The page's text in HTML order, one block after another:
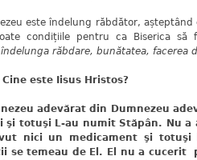
este îndelung răbdător,
condițiile pentru ca Biserica să
răbdare, bunătatea, facerea
Cine este Iisus Hristos?
adevărat din Dumnezeu
şi totuşi L-au numit Stăpân. Nu
nici un medicament şi
se temeau de El. El nu a